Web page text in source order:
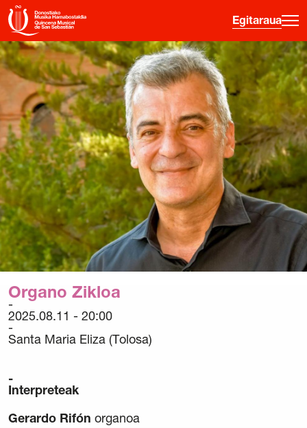
Egitaraua
ES · EU · FR · EN
Egitaraua
Gainerako jarduerak
Sarreren Informazioa
Hasiberrientzako gida
Ordu Gaztea
Hamabostaldia
Historia
Aurreko edizioak
Egoitzak
Egin zaitez Lagun
Organo Zikloa
2025.08.11 - 20:00
Santa Maria Eliza (Tolosa)
Interpreteak
Gerardo Rifón organoa